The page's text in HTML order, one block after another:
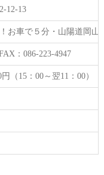
12-13
お車で５分・山陽道岡山
：086-223-4947
円（15：00～翌11：00